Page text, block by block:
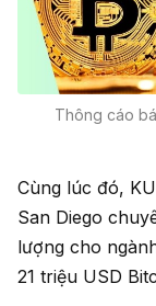
Thông cáo
Cùng lúc đó,
San Diego
lượng cho
21 triệu USD